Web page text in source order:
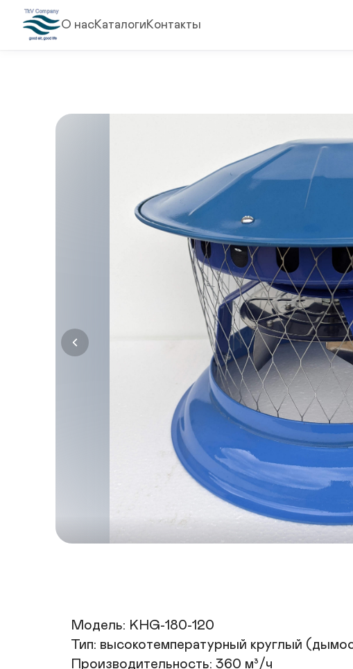
О насКаталогиКонтакты
Модель: KHG-180-120
Тип: высокотемпературный круглый
Производительность: 360 м³/ч